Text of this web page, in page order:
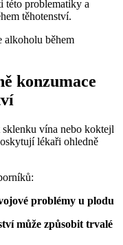
této problematiky a
těhotenství.
konzumace
vína nebo koktejl
lékaři ohledně
problémy u plodu
může způsobit trvalé